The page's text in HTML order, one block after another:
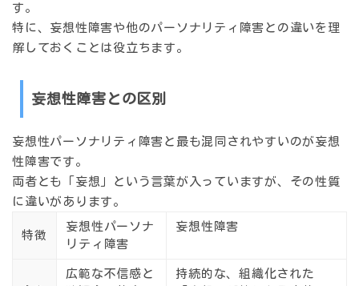
す。
特に、妄想性障害や他のパーソナリティ障害との違いを理
解しておくことは役立ちます。
妄想性障害との区別
妄想性パーソナリティ障害と最も混同されやすいのが 妄想
性障害です。
両者とも「妄想」という言葉が入っていますが、その性質
に違いがあります。
特徴
妄想性パーソナ
リティ障害
妄想性障害
広範な不信感と
持続的な、組織化された